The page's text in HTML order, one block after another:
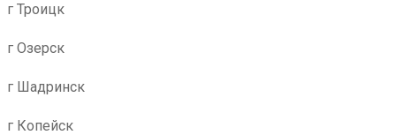
г Троицк
г Озерск
г Шадринск
г Копейск